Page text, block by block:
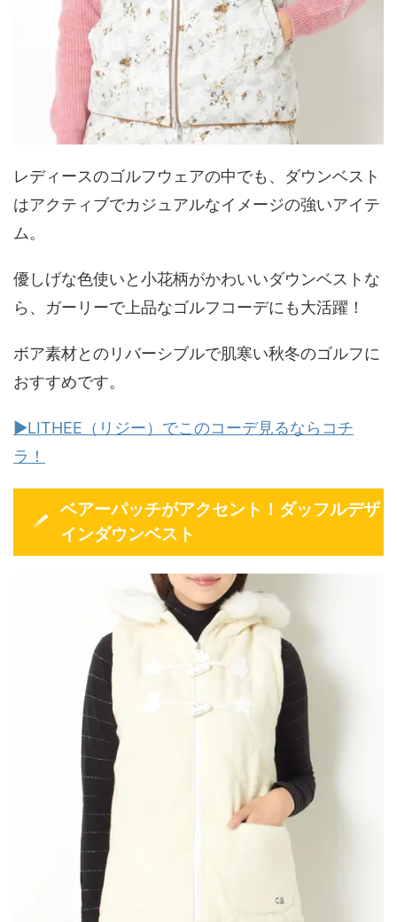
レディースのゴルフウェアの中でも、ダウンベスト
はアクティブでカジュアルなイメージの強いアイテ
ム。
優しげな色使いと小花柄がかわいいダウンベストな
ら、ガーリーで上品なゴルフコーデにも大活躍！
ボア素材とのリバーシブルで肌寒い秋冬のゴルフに
おすすめです。
▶LITHEE（リジー）でこのコーデ見るならコチ
ラ！
ベアーパッチがアクセント！ダッフルデザ
インダウンベスト